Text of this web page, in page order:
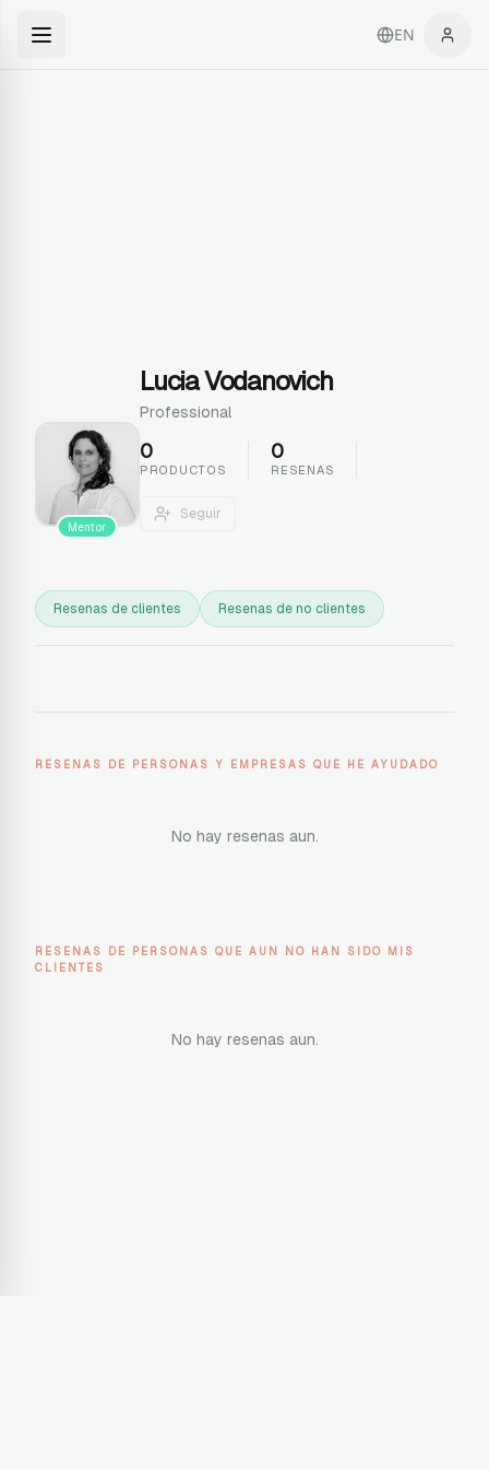
EN
Mentor
Lucia Vodanovich
Professional
0
PRODUCTOS
0
RESENAS
Seguir
Resenas de clientes Resenas de no clientes
RESENAS DE PERSONAS Y EMPRESAS QUE HE AYUDADO
No hay resenas aun.
RESENAS DE PERSONAS QUE AUN NO HAN SIDO MIS
CLIENTES
No hay resenas aun.